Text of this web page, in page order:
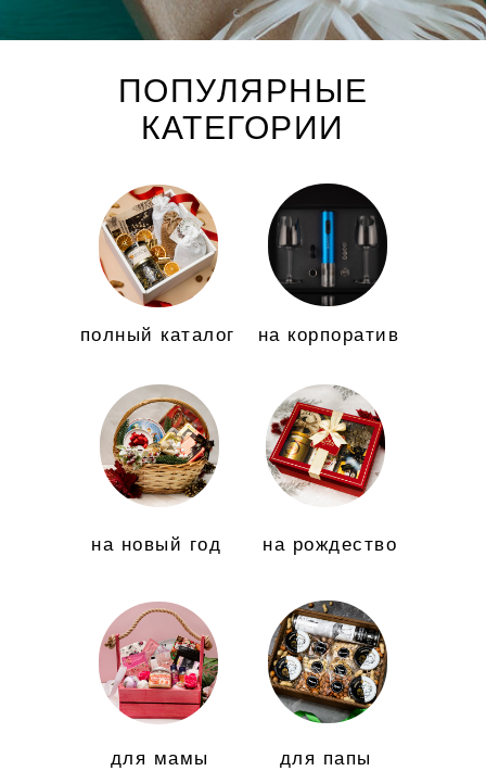
ПОПУЛЯРНЫЕ
КАТЕГОРИИ
полный каталог на корпоратив
на новый год на рождество
для мамы для папы